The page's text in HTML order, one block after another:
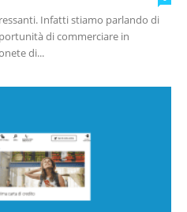
Infatti stiamo parlando di
di commerciare in
di...